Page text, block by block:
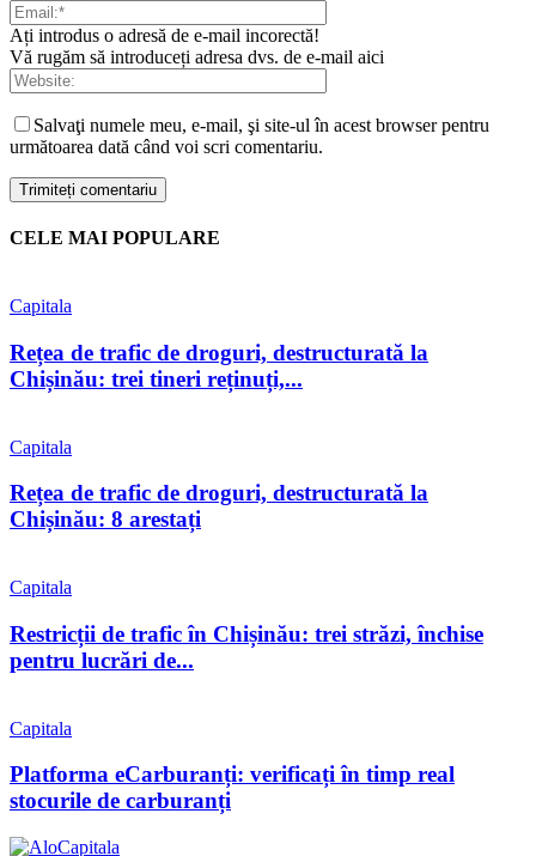
Ați introdus o adresă de e-mail incorectă!
Vă rugăm să introduceți adresa dvs. de e-mail aici
Salvaţi numele meu, e-mail, şi site-ul în acest browser pentru
următoarea dată când voi scri comentariu.
CELE MAI POPULARE
Capitala
Rețea de trafic de droguri, destructurată la
Chișinău: trei tineri reținuți,...
Capitala
Rețea de trafic de droguri, destructurată la
Chișinău: 8 arestați
Capitala
Restricții de trafic în Chișinău: trei străzi, închise
pentru lucrări de...
Capitala
Platforma eCarburanți: verificați în timp real
stocurile de carburanți